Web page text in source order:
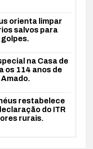
orienta limpar
salvos para
na Casa de
os 114 anos de
restabelece
do ITR
rurais.